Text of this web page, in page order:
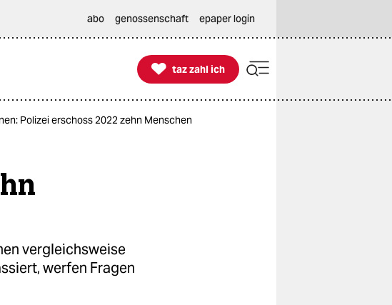
abo genossenschaft epaper login

taz zahl ich
taz zahl ich
Polizei erschoss 2022 zehn Menschen
vergleichsweise
werfen Fragen